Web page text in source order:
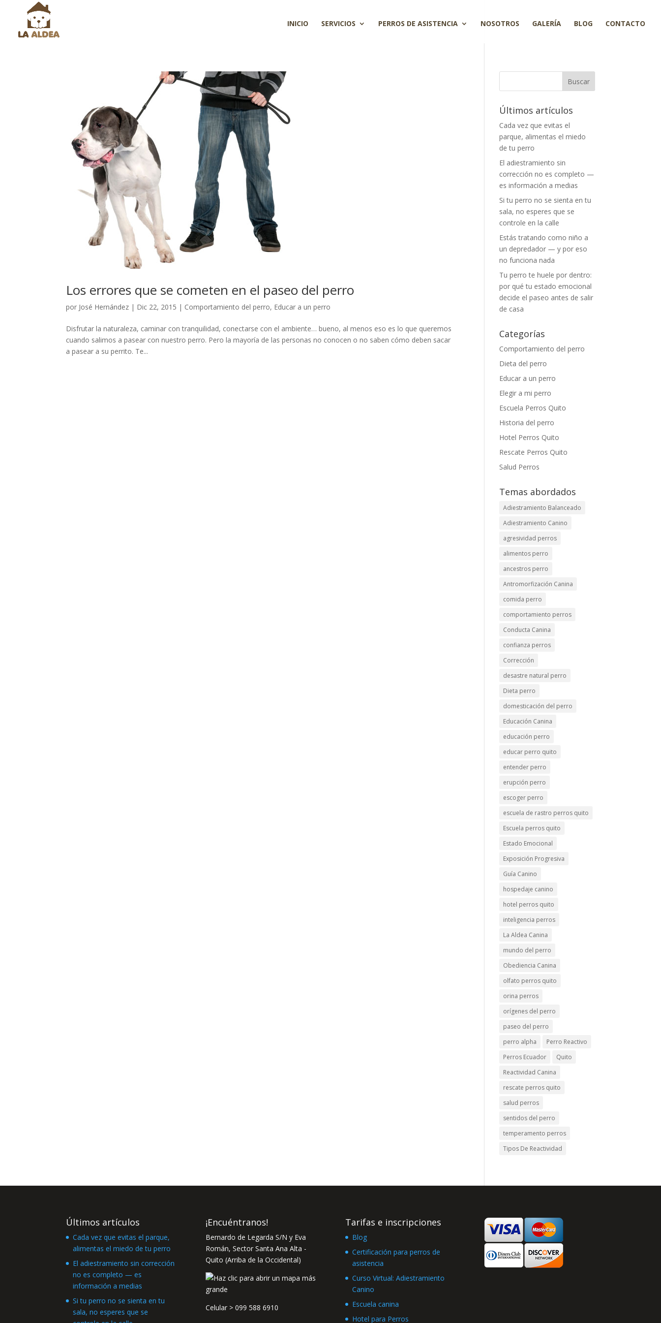
INICIO SERVICIOS PERROS DE ASISTENCIA NOSOTROS GALERÍA BLOG CONTACTO
Los errores que se cometen en el paseo del perro
por José Hernández | Dic 22, 2015 | Comportamiento del perro, Educar a un perro
Disfrutar la naturaleza, caminar con tranquilidad, conectarse con el ambiente… bueno, al menos eso es lo que queremos
cuando salimos a pasear con nuestro perro. Pero la mayoría de las personas no conocen o no saben cómo deben sacar
a pasear a su perrito. Te...
Últimos artículos
Cada vez que evitas el
parque, alimentas el miedo
de tu perro
El adiestramiento sin
corrección no es completo —
es información a medias
Si tu perro no se sienta en tu
sala, no esperes que se
controle en la calle
Estás tratando como niño a
un depredador — y por eso
no funciona nada
Tu perro te huele por dentro:
por qué tu estado emocional
decide el paseo antes de salir
de casa
Categorías
Comportamiento del perro
Dieta del perro
Educar a un perro
Elegir a mi perro
Escuela Perros Quito
Historia del perro
Hotel Perros Quito
Rescate Perros Quito
Salud Perros
Temas abordados
Adiestramiento Balanceado
Adiestramiento Canino
agresividad perros
alimentos perro
ancestros perro
Antromorfización Canina
comida perro
comportamiento perros
Conducta Canina
confianza perros
Corrección
desastre natural perro
Dieta perro
domesticación del perro
Educación Canina
educación perro
educar perro quito
entender perro
erupción perro
escoger perro
escuela de rastro perros quito
Escuela perros quito
Estado Emocional
Exposición Progresiva
Guía Canino
hospedaje canino
hotel perros quito
inteligencia perros
La Aldea Canina
mundo del perro
Obediencia Canina
olfato perros quito
orina perros
orígenes del perro
paseo del perro
perro alpha
Perro Reactivo
Perros Ecuador
Quito
Reactividad Canina
rescate perros quito
salud perros
sentidos del perro
temperamento perros
Tipos De Reactividad
Últimos artículos
Cada vez que evitas el parque,
alimentas el miedo de tu perro
El adiestramiento sin corrección
no es completo — es
información a medias
Si tu perro no se sienta en tu
sala, no esperes que se
¡Encuéntranos!
Bernardo de Legarda S/N y Eva
Román, Sector Santa Ana Alta -
Quito (Arriba de la Occidental)
Celular > 099 588 6910
Tarifas e inscripciones
Blog
Certificación para perros de
asistencia
Curso Virtual: Adiestramiento
Canino
Escuela canina
Hotel para Perros